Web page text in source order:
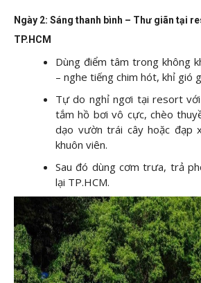
Ngày 2: Sáng thanh bình – Thư giãn tại
TP.HCM
Dùng điểm tâm trong không
– nghe tiếng chim hót, khỉ gió
Tự do nghỉ ngơi tại resort
tắm hồ bơi vô cực, chèo
dạo vườn trái cây hoặc đạp
khuôn viên.
Sau đó dùng cơm trưa, trả
lại TP.HCM.